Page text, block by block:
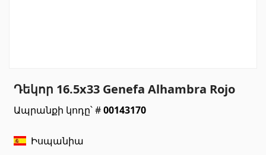
Խոհանոցի լվացարաններ(7)
Կերամիկական լվացարաններ
Լոգարանի աքսեսուարներ
Դեկոր 16.5x33 Genefa Alhambra Rojo
Ապրանքի կոդը՝ #00143170
Իսպանիա